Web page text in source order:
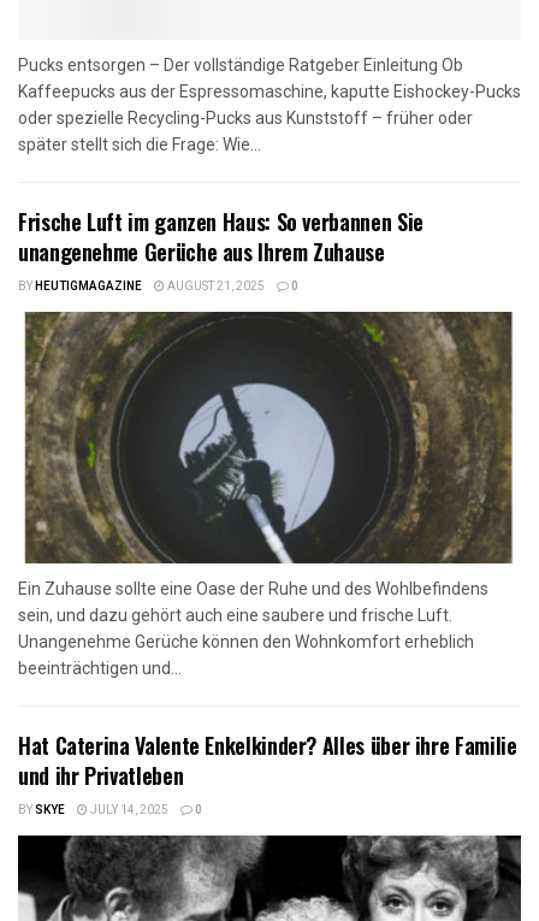
Pucks entsorgen – Der vollständige Ratgeber Einleitung Ob
Kaffeepucks aus der Espressomaschine, kaputte Eishockey-Pucks
oder spezielle Recycling-Pucks aus Kunststoff – früher oder
später stellt sich die Frage: Wie...
Frische Luft im ganzen Haus: So verbannen Sie
unangenehme Gerüche aus Ihrem Zuhause
BYHEUTIGMAGAZINE AUGUST 21, 2025 0
Ein Zuhause sollte eine Oase der Ruhe und des Wohlbefindens
sein, und dazu gehört auch eine saubere und frische Luft.
Unangenehme Gerüche können den Wohnkomfort erheblich
beeinträchtigen und...
Hat Caterina Valente Enkelkinder? Alles über ihre Familie
und ihr Privatleben
BYSKYE JULY 14, 2025 0